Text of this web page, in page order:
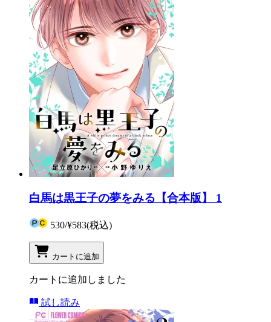
白馬は黒王子の夢をみる【合本版】 1
530/¥583(税込)
カートに追加
カートに追加しました
試し読み